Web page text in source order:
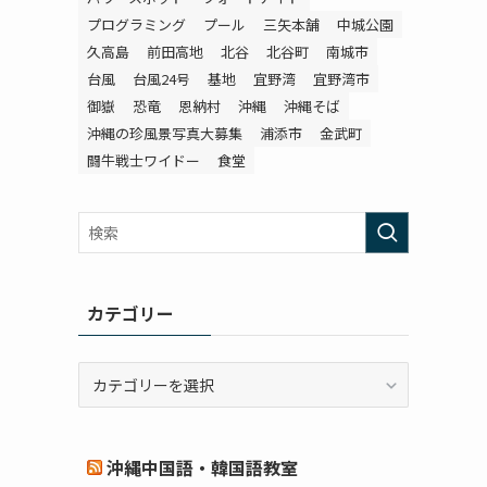
プログラミング
プール 三矢本舗
中城公園
久高島
前田高地 北谷 北谷町
南城市
台風
台風24号 基地 宜野湾
宜野湾市
御嶽
恐竜 恩納村 沖縄
沖縄そば
沖縄の珍風景写真大募集
浦添市
金武町
闘牛戦士ワイドー
食堂
カテゴリー
ー
沖縄中国語・韓国語教室